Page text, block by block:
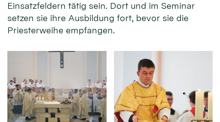
Einsatzfeldern tätig sein. Dort und im Seminar
setzen sie ihre Ausbildung fort, bevor sie die
Priesterweihe empfangen.